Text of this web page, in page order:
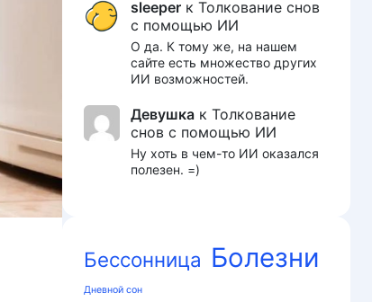
sleeper к Толкование снов
с помощью ИИ
О да. К тому же, на нашем
сайте есть множество других
ИИ возможностей.
Девушка к Толкование
снов с помощью ИИ
Ну хоть в чем-то ИИ оказался
полезен. =)
Бессонница Болезни
Дневной сон